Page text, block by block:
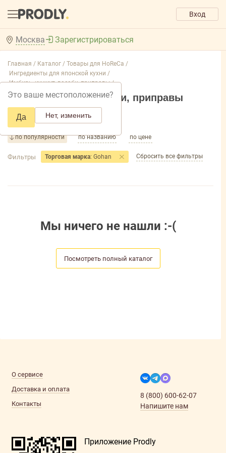
Вход
Москва
Это ваше местоположение?
Да Нет, изменить
Зарегистрироваться
Главная / Каталог / Товары для HoReCa /
Ингредиенты для японской кухни /
Имбирь, кунжут, васаби, приправы /
Имбирь, кунжут, васаби, приправы
Добавить фильтр товаров
по популярности по названию по цене
Фильтры Торговая марка: Gohan Сбросить все фильтры
Мы ничего не нашли :-(
Посмотреть полный каталог
О сервисе
Доставка и оплата
Контакты
8 (800) 600-62-07
Напишите нам
Приложение Prodly